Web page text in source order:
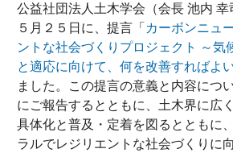
公益社団法人土木学会（会長 池内
５月２５日に、提言「 カーボンニュ
ントな社会づくりプロジェクト ～気
と適応に向けて、何を改善すればよ
ました。この提言の意義と内容につ
にご報告するとともに、土木界に広
具体化と普及・定着を図るとともに
ラルでレジリエントな社会づくりに